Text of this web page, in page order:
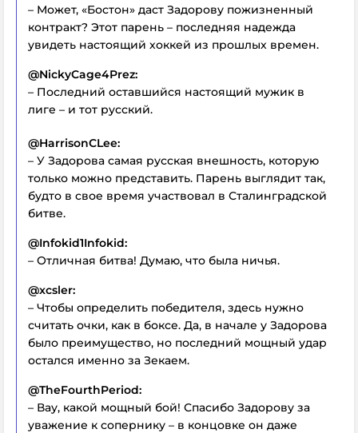
– Может, «Бостон» даст Задорову пожизненный
контракт? Этот парень – последняя надежда
увидеть настоящий хоккей из прошлых времен.
@NickyCage4Prez:
– Последний оставшийся настоящий мужик в
лиге – и тот русский.
@HarrisonCLee:
– У Задорова самая русская внешность, которую
только можно представить. Парень выглядит так,
будто в свое время участвовал в Сталинградской
битве.
@Infokid1Infokid:
– Отличная битва! Думаю, что была ничья.
@xcsler:
– Чтобы определить победителя, здесь нужно
считать очки, как в боксе. Да, в начале у Задорова
было преимущество, но последний мощный удар
остался именно за Зекаем.
@TheFourthPeriod:
– Вау, какой мощный бой! Спасибо Задорову за
уважение к сопернику – в концовке он даже